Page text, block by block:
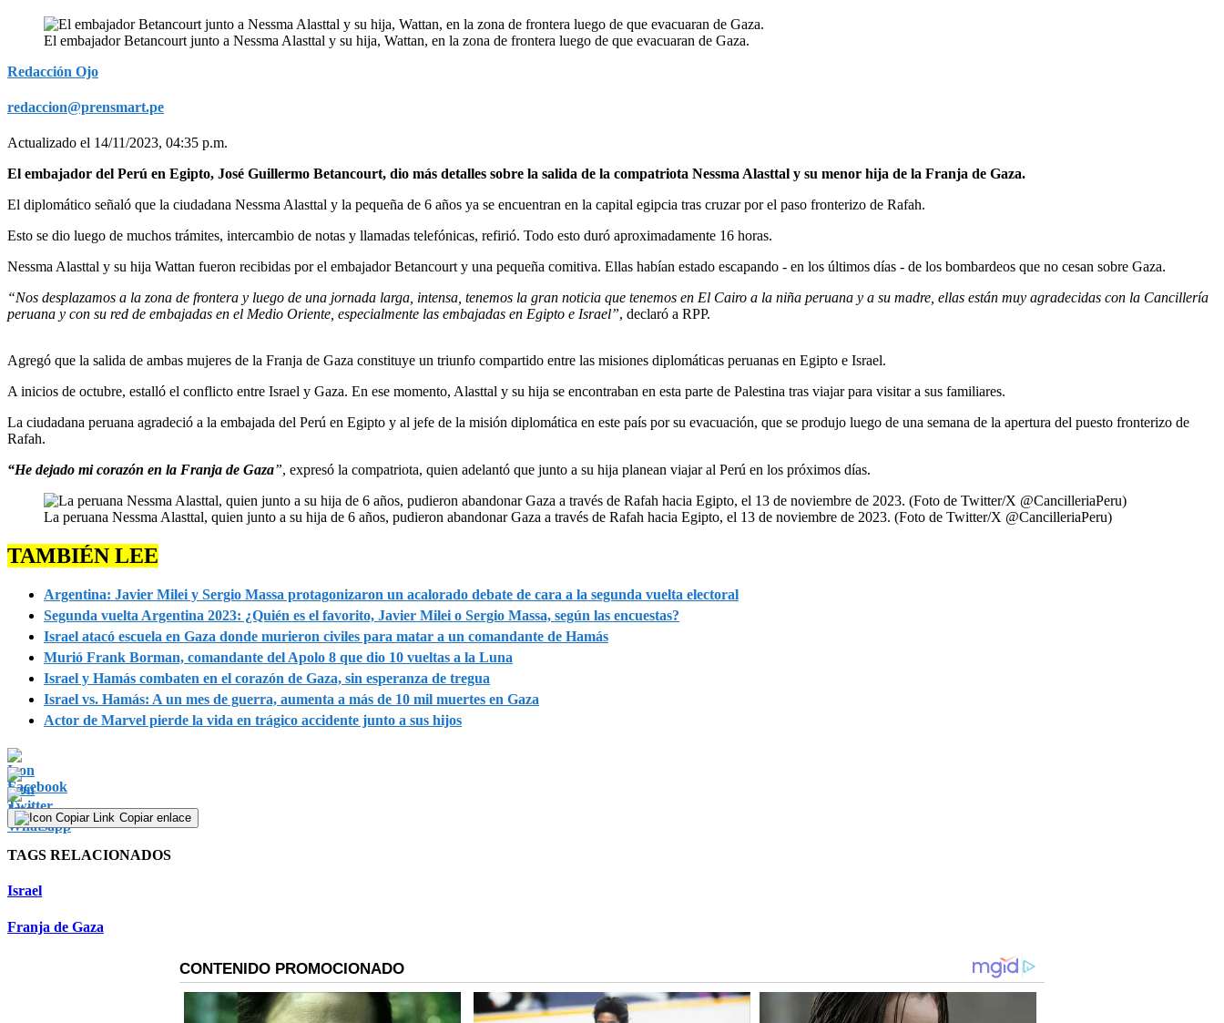
El embajador Betancourt junto a Nessma Alasttal y su hija, Wattan, en la zona de frontera luego de que evacuaran de Gaza.
Redacción Ojo
redaccion@prensmart.pe
Actualizado el 14/11/2023, 04:35 p.m.
El embajador del Perú en Egipto, José Guillermo Betancourt, dio más detalles sobre la salida de la compatriota Nessma Alasttal y su menor hija de la Franja de Gaza.
El diplomático señaló que la ciudadana Nessma Alasttal y la pequeña de 6 años ya se encuentran en la capital egipcia tras cruzar por el paso fronterizo de Rafah.
Esto se dio luego de muchos trámites, intercambio de notas y llamadas telefónicas, refirió. Todo esto duró aproximadamente 16 horas.
Nessma Alasttal y su hija Wattan fueron recibidas por el embajador Betancourt y una pequeña comitiva. Ellas habían estado escapando - en los últimos días - de los bombardeos que no cesan sobre Gaza.
“Nos desplazamos a la zona de frontera y luego de una jornada larga, intensa, tenemos la gran noticia que tenemos en El Cairo a la niña peruana y a su madre, ellas están muy agradecidas con la Cancillería
peruana y con su red de embajadas en el Medio Oriente, especialmente las embajadas en Egipto e Israel”, declaró a RPP.
Agregó que la salida de ambas mujeres de la Franja de Gaza constituye un triunfo compartido entre las misiones diplomáticas peruanas en Egipto e Israel.
A inicios de octubre, estalló el conflicto entre Israel y Gaza. En ese momento, Alasttal y su hija se encontraban en esta parte de Palestina tras viajar para visitar a sus familiares.
La ciudadana peruana agradeció a la embajada del Perú en Egipto y al jefe de la misión diplomática en este país por su evacuación, que se produjo luego de una semana de la apertura del puesto fronterizo de
Rafah.
“He dejado mi corazón en la Franja de Gaza”, expresó la compatriota, quien adelantó que junto a su hija planean viajar al Perú en los próximos días.
La peruana Nessma Alasttal, quien junto a su hija de 6 años, pudieron abandonar Gaza a través de Rafah hacia Egipto, el 13 de noviembre de 2023. (Foto de Twitter/X @CancilleriaPeru)
TAMBIÉN LEE
Argentina: Javier Milei y Sergio Massa protagonizaron un acalorado debate de cara a la segunda vuelta electoral
Segunda vuelta Argentina 2023: ¿Quién es el favorito, Javier Milei o Sergio Massa, según las encuestas?
Israel atacó escuela en Gaza donde murieron civiles para matar a un comandante de Hamás
Murió Frank Borman, comandante del Apolo 8 que dio 10 vueltas a la Luna
Israel y Hamás combaten en el corazón de Gaza, sin esperanza de tregua
Israel vs. Hamás: A un mes de guerra, aumenta a más de 10 mil muertes en Gaza
Actor de Marvel pierde la vida en trágico accidente junto a sus hijos
Copiar enlace
TAGS RELACIONADOS
Israel
Franja de Gaza